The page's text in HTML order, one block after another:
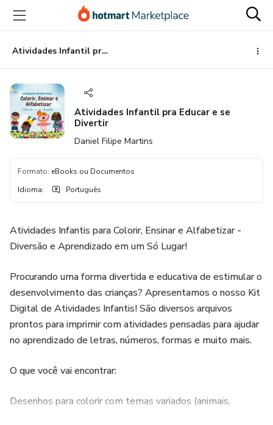
para
conteúdo
principal
para
pagamento
para
rodapé
Atividades Infantil pra Educar e se Divertir
Atividades Infantil pra Educar e se
Divertir
Daniel Filipe Martins
Formato: eBooks ou Documentos
Idioma: Português
Atividades Infantis para Colorir, Ensinar e Alfabetizar -
Diversão e Aprendizado em um Só Lugar!
Procurando uma forma divertida e educativa de estimular o
desenvolvimento das crianças? Apresentamos o nosso Kit
Digital de Atividades Infantis! São diversos arquivos
prontos para imprimir com atividades pensadas para ajudar
no aprendizado de letras, números, formas e muito mais.
O que você vai encontrar:
Desenhos para colorir com temas variados (animais,